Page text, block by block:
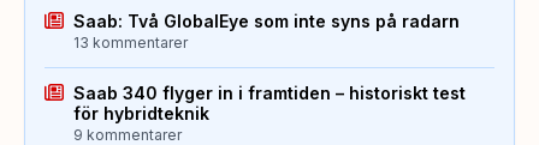
Saab: Två GlobalEye som inte syns på radarn
13 kommentarer
Saab 340 flyger in i framtiden – historiskt test
för hybridteknik
9 kommentarer